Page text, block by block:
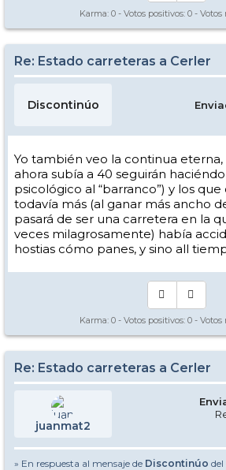
Karma: 0 - Votos positivos: 0 - Votos
Re: Estado carreteras a Cerler
Discontinúo
Yo también veo la continua
ahora subía a 40 seguirán
psicológico al “barranco”) y los
todavía más (al ganar más ancho
pasará de ser una carretera en la
veces milagrosamente) había
hostias cómo panes, y sino all
Karma: 0 - Votos positivos: 0 - Votos
Re: Estado carreteras a Cerler
juanmat2
» En respuesta al mensaje de Discontinúo